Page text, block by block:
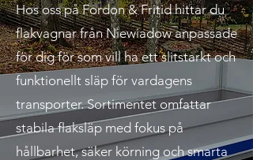
Hos oss på Fordon & Fritid hittar du
flakvagnar från Niewiadow anpassade
för dig för som vill ha ett slitstarkt och
funktionellt släp för vardagens
transporter. Sortimentet omfattar
stabila flaksläp med fokus på
hållbarhet, säker körning och smarta